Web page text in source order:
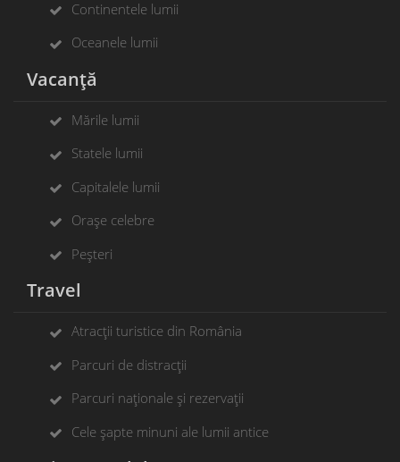
Continentele lumii
Oceanele lumii
Vacanță
Mările lumii
Statele lumii
Capitalele lumii
Orașe celebre
Peșteri
Travel
Atracții turistice din România
Parcuri de distracții
Parcuri naționale și rezervații
Cele șapte minuni ale lumii antice